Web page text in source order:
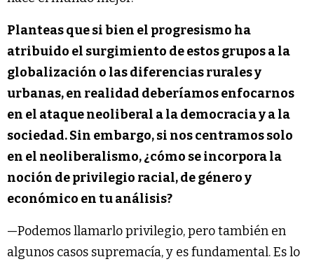
Planteas que si bien el progresismo ha
atribuido el surgimiento de estos grupos a la
globalización o las diferencias rurales y
urbanas, en realidad deberíamos enfocarnos
en el ataque neoliberal a la democracia y a la
sociedad. Sin embargo, si nos centramos solo
en el neoliberalismo, ¿cómo se incorpora la
noción de privilegio racial, de género y
económico en tu análisis?
—Podemos llamarlo privilegio, pero también en
algunos casos supremacía, y es fundamental. Es lo